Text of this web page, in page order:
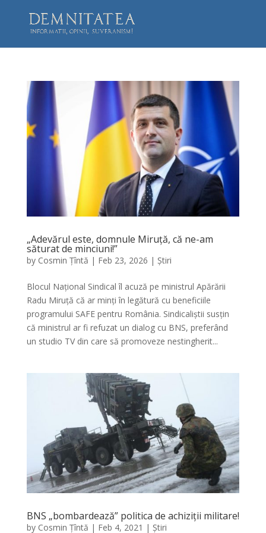
„Adevărul este, domnule Miruță, că ne-am
săturat de minciuni!”
by Cosmin Țîntă | Feb 23, 2026 | Știri
Blocul Național Sindical îl acuză pe ministrul Apărării
Radu Miruță că ar minți în legătură cu beneficiile
programului SAFE pentru România. Sindicaliștii susțin
că ministrul ar fi refuzat un dialog cu BNS, preferând
un studio TV din care să promoveze nestingherit...
BNS „bombardează” politica de achiziții militare!
by Cosmin Țîntă | Feb 4, 2021 | Știri